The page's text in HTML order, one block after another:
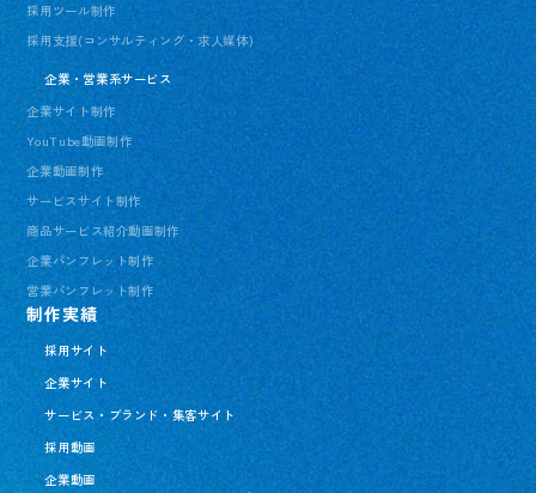
採用ツール制作
採用支援(コンサルティング・求人媒体)
企業・営業系サービス
企業サイト制作
YouTube動画制作
企業動画制作
サービスサイト制作
商品サービス紹介動画制作
企業パンフレット制作
営業パンフレット制作
制作実績
採用サイト
企業サイト
サービス・ブランド・集客サイト
採用動画
企業動画